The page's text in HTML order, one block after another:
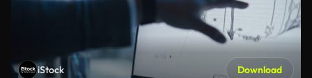
iStock Download